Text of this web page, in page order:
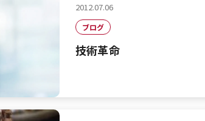
2012.07.06
ブログ
技術革命